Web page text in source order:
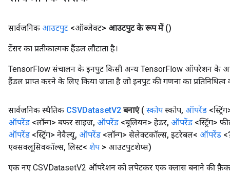
सार्वजनिक आउटपुट <ऑब्जेक्ट> आउटपुट के रूप में ()
टेंसर का प्रतीकात्मक हैंडल लौटाता है।
TensorFlow संचालन के इनपुट किसी अन्य TensorFlow ऑपरेशन के
हैंडल प्राप्त करने के लिए किया जाता है जो इनपुट की गणना का प्रतिनिधित्व
सार्वजनिक स्थैतिक CSVDatasetV2 बनाएं ( स्कोप स्कोप, ऑपरेंड
ऑपरेंड <लॉन्ग> बफर साइज, ऑपरेंड <बूलियन> हेडर, ऑपरेंड <स्ट्रिंग>
ऑपरेंड <स्ट्रिंग> नेवैल्यू, ऑपरेंड <लॉन्ग> सेलेक्टकॉल्स, इटरेबल< ऑपरेंड
एक्सक्लूसिवकॉल्स, लिस्ट< शेप > आउटपुटशेप्स)
एक नए CSVDatasetV2 ऑपरेशन को लपेटकर एक क्लास बनाने की